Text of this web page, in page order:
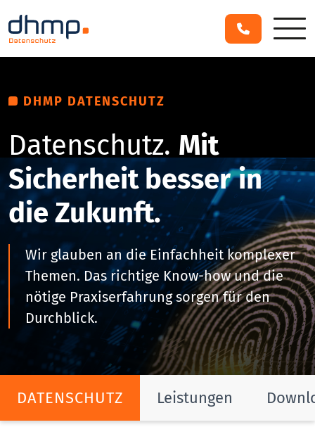
DHMP DATENSCHUTZ
Datenschutz. Mit
Sicherheit besser in
die Zukunft.
Wir glauben an die Einfachheit komplexer
Themen. Das richtige Know-how und die
nötige Praxiserfahrung sorgen für den
Durchblick.
DATENSCHUTZ Leistungen